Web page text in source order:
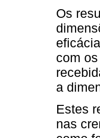
Os
com
a
Estes
nas